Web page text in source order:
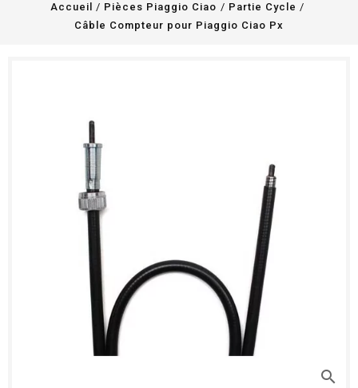
Accueil Pièces Piaggio Ciao
Partie Cycle
Câble Compteur pour Piaggio Ciao Px
search